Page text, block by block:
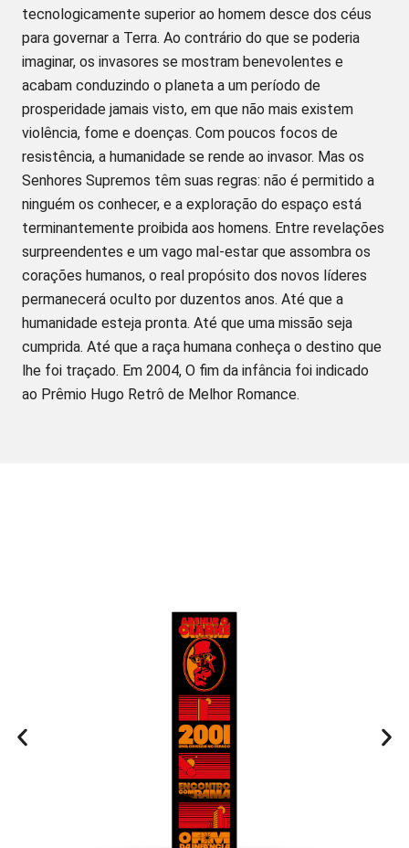
tecnologicamente superior ao homem desce dos céus
para governar a Terra. Ao contrário do que se poderia
imaginar, os invasores se mostram benevolentes e
acabam conduzindo o planeta a um período de
prosperidade jamais visto, em que não mais existem
violência, fome e doenças. Com poucos focos de
resistência, a humanidade se rende ao invasor. Mas os
Senhores Supremos têm suas regras: não é permitido a
ninguém os conhecer, e a exploração do espaço está
terminantemente proibida aos homens. Entre revelações
surpreendentes e um vago mal-estar que assombra os
corações humanos, o real propósito dos novos líderes
permanecerá oculto por duzentos anos. Até que a
humanidade esteja pronta. Até que uma missão seja
cumprida. Até que a raça humana conheça o destino que
lhe foi traçado. Em 2004, O fim da infância foi indicado
ao Prêmio Hugo Retrô de Melhor Romance.